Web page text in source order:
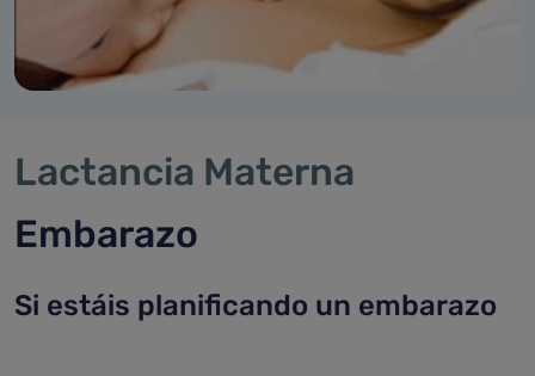
Lactancia Materna
Embarazo
Si estáis planificando un embarazo